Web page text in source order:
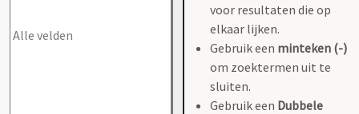
voor resultaten die op
elkaar lijken.
Gebruik een minteken (-)
om zoektermen uit te
sluiten.
Gebruik een Dubbele